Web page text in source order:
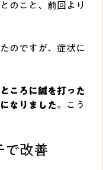
のこと、前回より
のですが、症状に
ころに鍼を打った
なりました。こう
で改善